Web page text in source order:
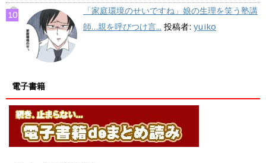
「家庭環境のせいですね」娘の生理を笑う塾講
師…親を呼びつけ言... 投稿者: yuiko
電子書籍